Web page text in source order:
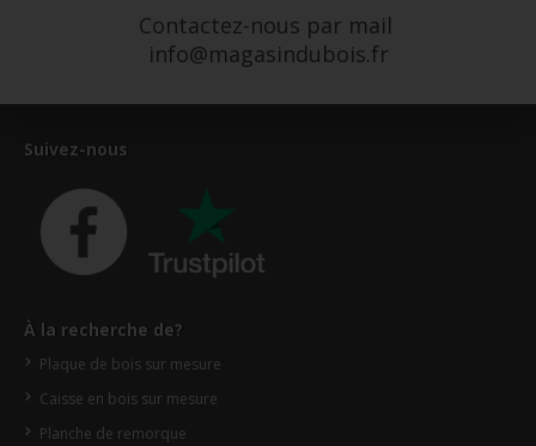
Contactez-nous par mail
info@magasindubois.fr
Suivez-nous
À la recherche de?
Plaque de bois sur mesure
Caisse en bois sur mesure
Planche de remorque